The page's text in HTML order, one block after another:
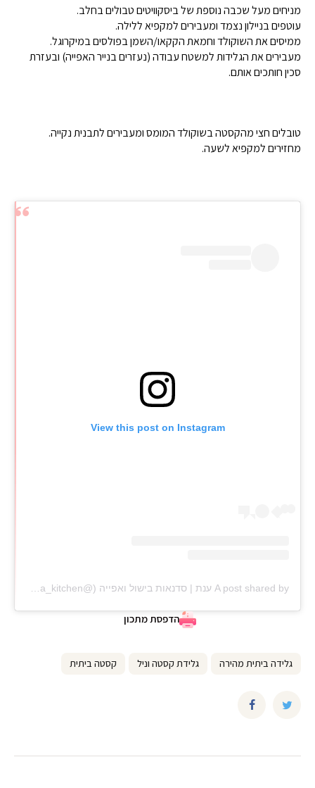
מניחים מעל שכבה נוספת של ביסקוויטים טבולים בחלב.
עוטפים בניילון נצמד ומעבירים למקפיא ללילה.
ממיסים את השוקולד וחמאת הקקאו/השמן בפולסים במיקרוגל.
מעבירים את הגלידות למשטח עבודה (נעזרים בנייר האפייה) ובעזרת
סכין חותכים אותם.
טובלים חצי מהקסטה בשוקולד המומס ומעבירים לתבנית נקייה.
מחזירים למקפיא לשעה.
View this post on Instagram
הדפסת מתכון
גלידה ביתית מהירה גלידת קסטה וניל קסטה ביתית